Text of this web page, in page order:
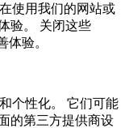
使用我们的网站或
验。 关闭这些
体验。
个性化。 它们可能
的第三方提供商设